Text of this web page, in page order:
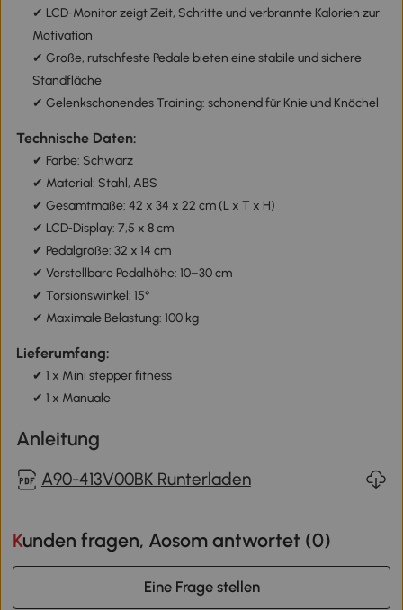
✔ LCD‑Monitor zeigt Zeit, Schritte und verbrannte Kalorien zur
Motivation
✔ Große, rutschfeste Pedale bieten eine stabile und sichere
Standfläche
✔ Gelenkschonendes Training: schonend für Knie und Knöchel
Technische Daten:
✔ Farbe: Schwarz
✔ Material: Stahl, ABS
✔ Gesamtmaße: 42 x 34 x 22 cm (L x T x H)
✔ LCD‑Display: 7,5 x 8 cm
✔ Pedalgröße: 32 x 14 cm
✔ Verstellbare Pedalhöhe: 10–30 cm
✔ Torsionswinkel: 15°
✔ Maximale Belastung: 100 kg
Lieferumfang:
✔ 1 x Mini stepper fitness
✔ 1 x Manuale
Anleitung
A90-413V00BK Runterladen
Kunden fragen, Aosom antwortet (0)
Eine Frage stellen